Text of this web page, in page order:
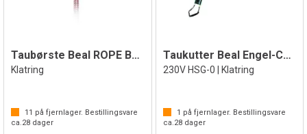
Taubørste Beal ROPE BRUSH
Klatring
11 på fjernlager. Bestillingsvare
ca. 28 dager
Taukutter Beal Engel-Coupeur
230V HSG-0 | Klatring
1 på fjernlager. Bestillingsvare
ca. 28dager